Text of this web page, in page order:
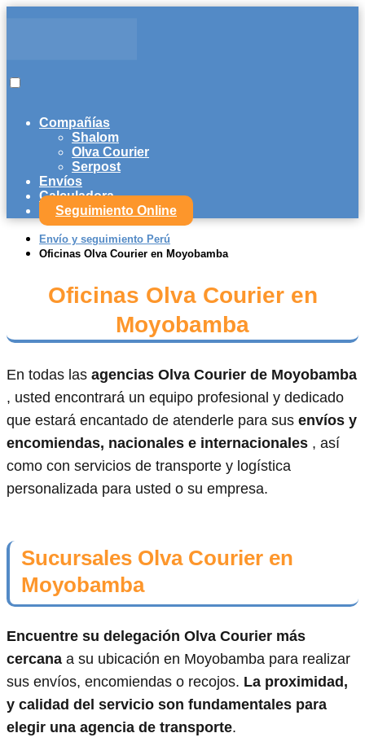
Compañías
Shalom
Olva Courier
Serpost
Envíos
Calculadora
Seguimiento Online
Envío y seguimiento Perú
Oficinas Olva Courier en Moyobamba
Oficinas Olva Courier en
Moyobamba
En todas las agencias Olva Courier de Moyobamba
, usted encontrará un equipo profesional y dedicado
que estará encantado de atenderle para sus envíos y
encomiendas, nacionales e internacionales , así
como con servicios de transporte y logística
personalizada para usted o su empresa.
Sucursales Olva Courier en
Moyobamba
Encuentre su delegación Olva Courier más
cercana a su ubicación en Moyobamba para realizar
sus envíos, encomiendas o recojos. La proximidad,
y calidad del servicio son fundamentales para
elegir una agencia de transporte.